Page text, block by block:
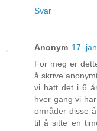
Svar
Anonym 17.
For meg er
å skrive
vi hatt det i 6
hver gang vi
områder disse
til å sitte en